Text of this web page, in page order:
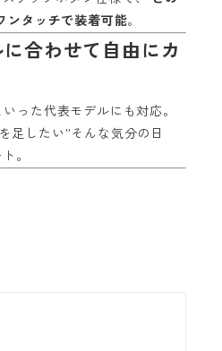
タッチで装着可能。
合わせて自由にカ
った代表モデルにも対応。
足したい”そんな気分の日
。